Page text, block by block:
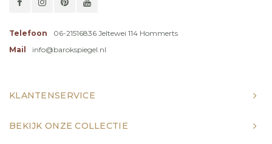
Telefoon
06-21516836 Jeltewei 114 Hommerts
Mail
info@barokspiegel.nl
KLANTENSERVICE
BEKIJK ONZE COLLECTIE